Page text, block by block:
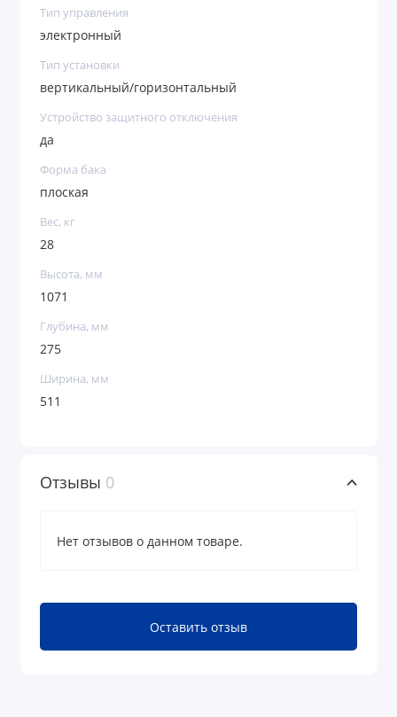
Тип управления
электронный
Тип установки
вертикальный/горизонтальный
Устройство защитного отключения
да
Форма бака
плоская
Вес, кг
28
Высота, мм
1071
Глубина, мм
275
Ширина, мм
511
Отзывы 0
Нет отзывов о данном товаре.
Оставить отзыв